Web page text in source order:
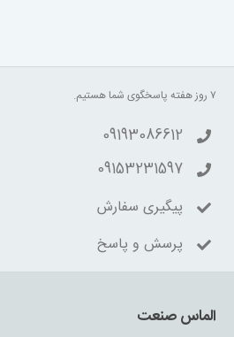
۷ روز هفته پاسخگوی شما هستیم.
09193086612
09153231597
پیگیری سفارش
پرسش و پاسخ
الماس صنعت